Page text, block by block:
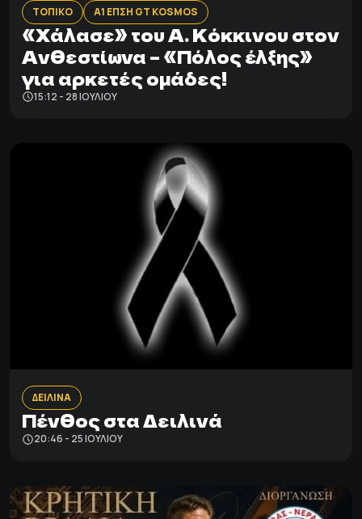
ΤΟΠΙΚΟ Α1 ΕΠΣΗ GT KOSMOS
«Χάλασε» του Α. Κόκκινου στον
Ανθεστίωνα – «Πόλος έλξης»
για αρκετές ομάδες!
15:12 - 28 ΙΟΥΛΊΟΥ
ΔΕΙΛΙΝΑ
Πένθος στα Δειλινά
20:46 - 25 ΙΟΥΛΊΟΥ